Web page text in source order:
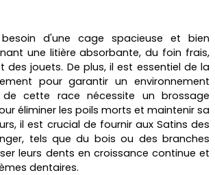
d'une cage spacieuse et bien
une litière absorbante, du foin frais,
des jouets. De plus, il est essentiel de la
pour garantir un environnement
cette race nécessite un brossage
éliminer les poils morts et maintenir sa
il est crucial de fournir aux Satins des
tels que du bois ou des branches
leurs dents en croissance continue et
dentaires.